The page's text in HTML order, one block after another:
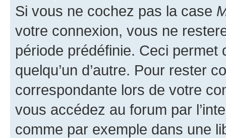
Si vous ne cochez pas la case
votre connexion, vous ne
période prédéfinie. Ceci permet
quelqu’un d’autre. Pour rester
correspondante lors de votre
vous accédez au forum par
comme par exemple dans une